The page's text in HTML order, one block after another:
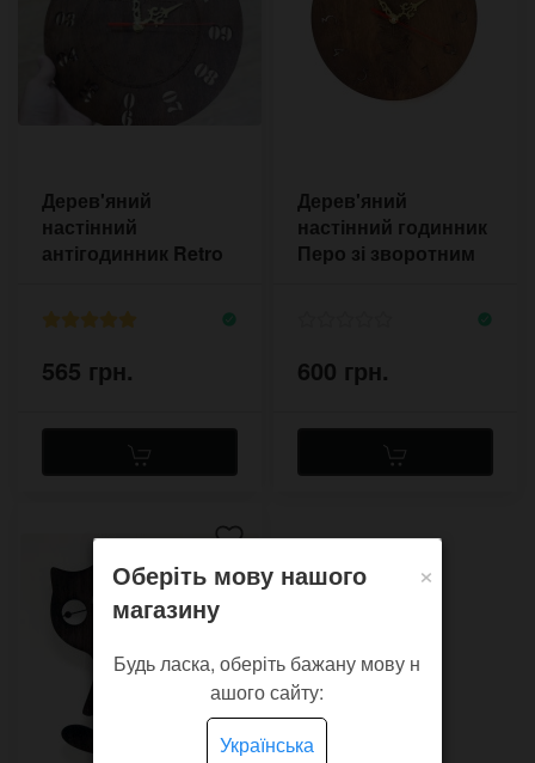
Дерев'яний
настінний
антігодинник Retro
565 грн.
Дерев'яний
настінний годинник
Перо зі зворотним
600 грн.
×
Оберіть мову нашого
магазину
Будь ласка, оберіть бажану мову н
ашого сайту:
Українська